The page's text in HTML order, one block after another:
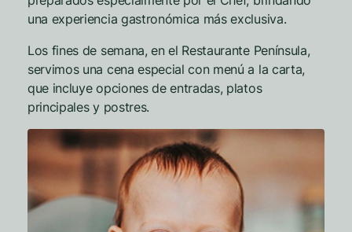
una experiencia gastronómica más exclusiva.
Los fines de semana, en el Restaurante Península,
servimos una cena especial con menú a la carta,
que incluye opciones de entradas, platos
principales y postres.